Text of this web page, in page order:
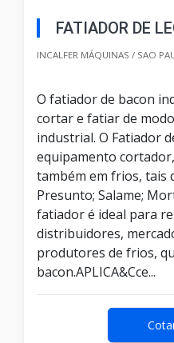
FATIADOR DE
INCALFER MÁQUINAS / SAO
O fatiador de bacon
cortar e fatiar de
industrial. O Fatiador
equipamento
também em frios, tais
Presunto; Salame;
fatiador é ideal para
distribuidores,
produtores de frios,
bacon.APLICA&Cce...